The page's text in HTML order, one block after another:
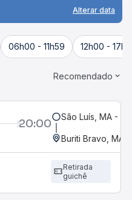
Alterar data
06h00 - 11h59 12h00 -
Recomendado
20:00 São Luís, MA -
Buriti Bravo, MA
Retirada
guichê